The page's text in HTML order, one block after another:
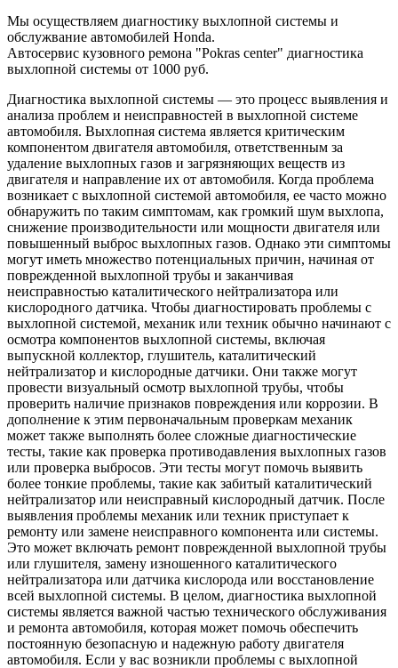
Мы осуществляем диагностику выхлопной системы и
обслужвание автомобилей Honda.
Автосервис кузовного ремона "Pokras center" диагностика
выхлопной системы от 1000 руб.
Диагностика выхлопной системы — это процесс выявления и
анализа проблем и неисправностей в выхлопной системе
автомобиля. Выхлопная система является критическим
компонентом двигателя автомобиля, ответственным за
удаление выхлопных газов и загрязняющих веществ из
двигателя и направление их от автомобиля. Когда проблема
возникает с выхлопной системой автомобиля, ее часто можно
обнаружить по таким симптомам, как громкий шум выхлопа,
снижение производительности или мощности двигателя или
повышенный выброс выхлопных газов. Однако эти симптомы
могут иметь множество потенциальных причин, начиная от
поврежденной выхлопной трубы и заканчивая
неисправностью каталитического нейтрализатора или
кислородного датчика. Чтобы диагностировать проблемы с
выхлопной системой, механик или техник обычно начинают с
осмотра компонентов выхлопной системы, включая
выпускной коллектор, глушитель, каталитический
нейтрализатор и кислородные датчики. Они также могут
провести визуальный осмотр выхлопной трубы, чтобы
проверить наличие признаков повреждения или коррозии. В
дополнение к этим первоначальным проверкам механик
может также выполнять более сложные диагностические
тесты, такие как проверка противодавления выхлопных газов
или проверка выбросов. Эти тесты могут помочь выявить
более тонкие проблемы, такие как забитый каталитический
нейтрализатор или неисправный кислородный датчик. После
выявления проблемы механик или техник приступает к
ремонту или замене неисправного компонента или системы.
Это может включать ремонт поврежденной выхлопной трубы
или глушителя, замену изношенного каталитического
нейтрализатора или датчика кислорода или восстановление
всей выхлопной системы. В целом, диагностика выхлопной
системы является важной частью технического обслуживания
и ремонта автомобиля, которая может помочь обеспечить
постоянную безопасную и надежную работу двигателя
автомобиля. Если у вас возникли проблемы с выхлопной